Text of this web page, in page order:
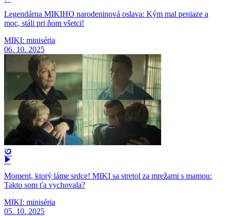
Legendárna MIKIHO narodeninová oslava: Kým mal peniaze a
moc, stáli pri ňom všetci!
MIKI: miniséria
06. 10. 2025
Moment, ktorý láme srdce! MIKI sa stretol za mrežami s mamou:
Takto som ťa vychovala?
MIKI: miniséria
05. 10. 2025